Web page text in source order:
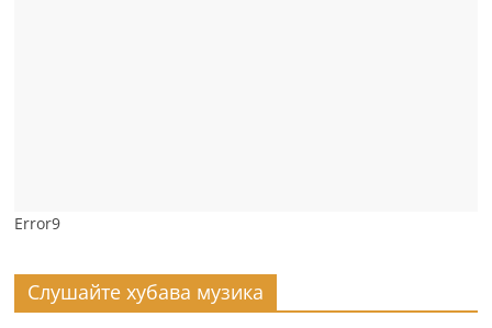
Error9
Слушайте хубава музика